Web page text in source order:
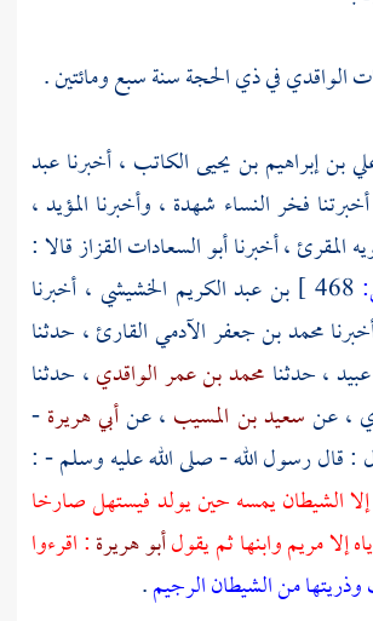
الواقديفي ذي الحجة سنة سبع ومائتين .
بن إبراهيم بن يحيى الكاتب ، أخبرناعبد
فخر النساء شهدة ، وأخبرنا المؤيد،
المقرئ، أخبرناأبو السعادات القزازقالا :
بن عبد الكريم الخشيشي ، أخبرنا
محمد بن جعفر الآدمي القارئ، حدثنا
، حدثنا محمد بن عمر الواقدي، حدثنا
، عنسعيد بن المسيب ، عنأبي هريرة-
: قال رسول الله - صلى الله عليه وسلم - :
الشيطان يمسه حين يولد فيستهل صارخا
إلامريموابنها ثم يقولأبو هريرة: اقرءوا
من الشيطان الرجيم.